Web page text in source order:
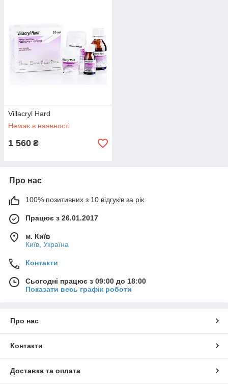
Villacryl Hard
Немає в наявності
1 560 ₴
Про нас
100% позитивних з 10 відгуків за рік
Працює з 26.01.2017
м. Київ
Київ, Україна
Контакти
Сьогодні працює з 09:00 до 18:00
Показати весь графік роботи
Про нас
Контакти
Доставка та оплата